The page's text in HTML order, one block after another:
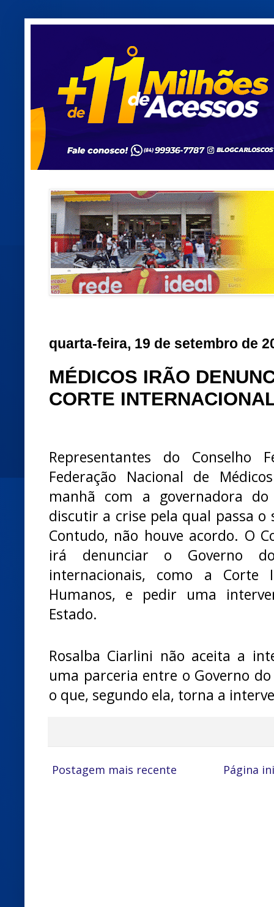
quarta-feira, 19 de setembro de
MÉDICOS IRÃO
CORTE
Representantes do
Federação Nacional de
manhã com a governadora
discutir a crise pela qual passa o
Contudo, não houve acordo. O
irá denunciar o Governo
internacionais, como a Corte
Humanos, e pedir uma
Estado.
Rosalba Ciarlini não aceita a
uma parceria entre o Governo
o que, segundo ela, torna a
Postagem mais recente Página